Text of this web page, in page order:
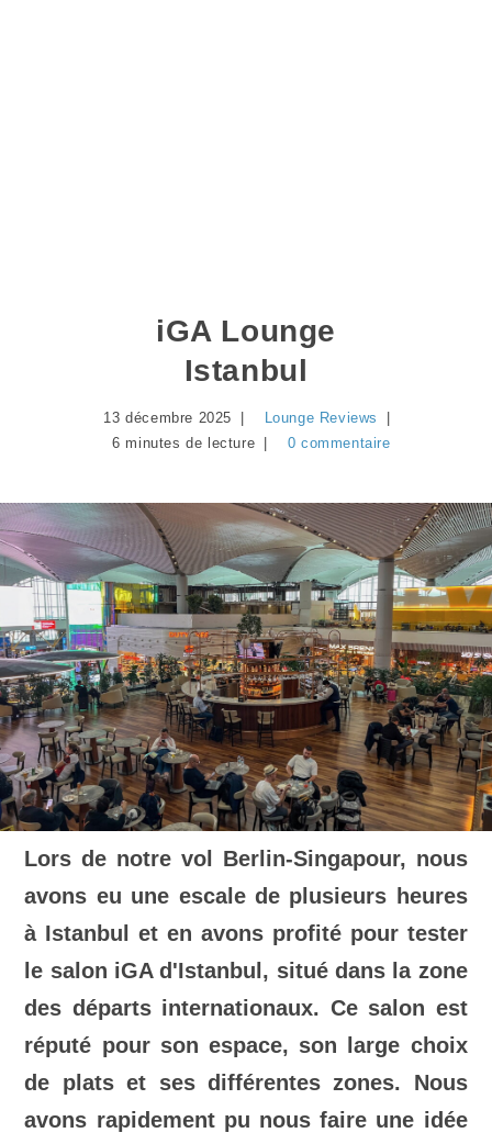
iGA Lounge
Istanbul
13 décembre 2025
Lounge Reviews
6 minutes de lecture
0 commentaire
Lors de notre vol Berlin-Singapour, nous
avons eu une escale de plusieurs heures
à Istanbul et en avons profité pour tester
le salon iGA d'Istanbul, situé dans la zone
des départs internationaux. Ce salon est
réputé pour son espace, son large choix
de plats et ses différentes zones. Nous
avons rapidement pu nous faire une idée